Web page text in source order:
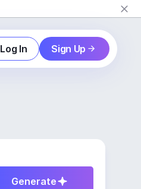
Log In Sign Up
Generate